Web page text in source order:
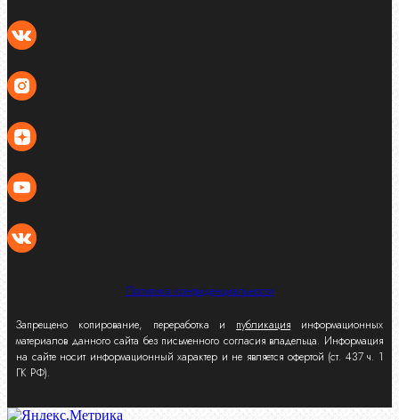
Политика конфиденциальности
Запрещено копирование, переработка и публикация информационных
материалов данного сайта без письменного согласия владельца. Информация
на сайте носит информационный характер и не является офертой (ст. 437 ч. 1
ГК РФ).